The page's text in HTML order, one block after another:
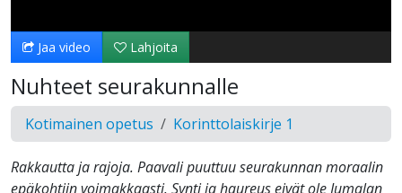
Jaa video Lahjoita
Nuhteet seurakunnalle
Kotimainen opetus Korinttolaiskirje 1
Rakkautta ja rajoja. Paavali puuttuu seurakunnan moraalin
epäkohtiin voimakkaasti. Synti ja haureus eivät ole Jumalan